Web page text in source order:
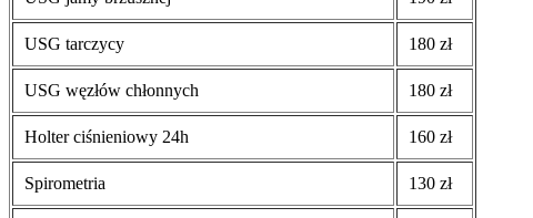
USG tarczycy 180 zł
USG węzłów chłonnych 180 zł
Holter ciśnieniowy 24h 160 zł
Spirometria 130 zł